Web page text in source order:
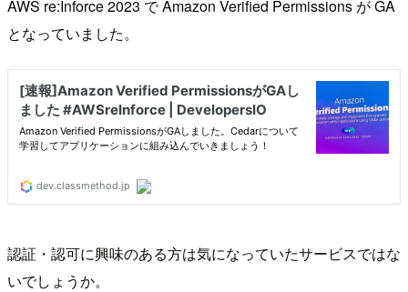
AWS re:Inforce 2023 で Amazon Verified Permissions が GA
となっていました。
認証・認可に興味のある方は気になっていたサービスではな
いでしょうか。